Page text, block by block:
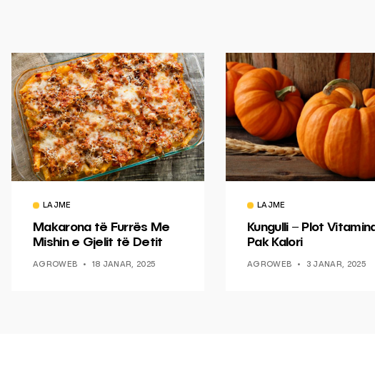
LAJME
Makarona të Furrës Me
Mishin e Gjelit të Detit
AGROWEB 18 JANAR, 2025
LAJME
Kungulli – Plot
Pak Kalori
AGROWEB 3 JANAR, 2025